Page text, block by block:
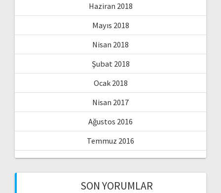
Haziran 2018
Mayıs 2018
Nisan 2018
Şubat 2018
Ocak 2018
Nisan 2017
Ağustos 2016
Temmuz 2016
SON YORUMLAR